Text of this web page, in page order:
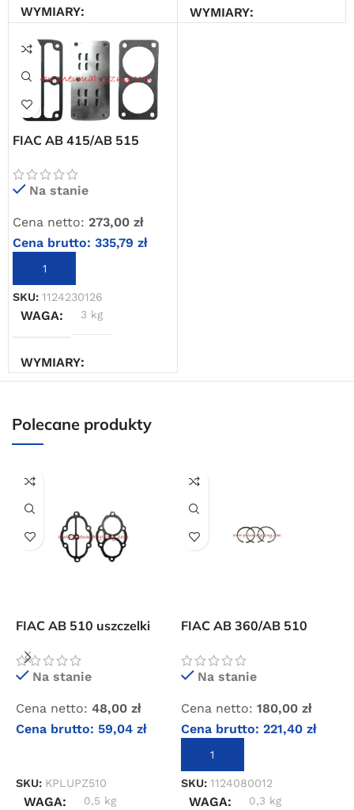
WYMIARY
35 × 30 × 40 cm
WYMIARY
FIAC AB 415/AB 515
uszczelkami
Na stanie
Cena netto: 273,00 zł
Cena brutto: 335,79 zł
DODAJ DO KOSZYKA
SKU: 1124230126
WAGA 3 kg
WYMIARY
Polecane produkty
FIAC AB 510 uszczelki
Na stanie
Cena netto: 48,00 zł
Cena brutto: 59,04 zł
SKU: KPLUPZ510
WAGA 0,5 kg
FIAC AB 360/AB 510
Na stanie
Cena netto: 180,00 zł
Cena brutto: 221,40 zł
DODAJ DO KOSZYKA
SKU: 1124080012
WAGA 0,3 kg
Darmowa dostawa
dla wszystkich zamówień złożonych w sklepie
Przejdź do sklepu
Oferta ograniczona czasowo
Powered by Convert Plus